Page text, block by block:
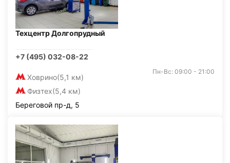
Техцентр Долгопрудный
+7 (495) 032-08-22
Ховрино(5,1 км)
Физтех(5,4 км)
Пн-Вс: 09:00 - 21:00
Береговой пр-д, 5